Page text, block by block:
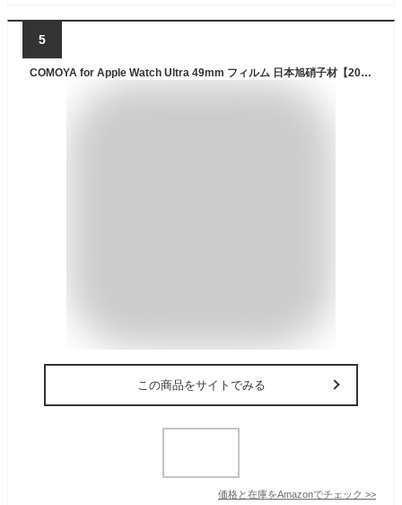
5
COMOYA for Apple Watch Ultra 49mm フィルム 日本旭硝子材【2022新たな改善型】全面保護 硬度9H 極薄 耐衝撃 タッチパネル対応 指紋防止 キズ防止 貼り付け簡単 2022 アップルウォッチ ウルトラ 用 ガラスフィルム (49mm用透明3枚)
この商品をサイトでみる
価格と在庫をAmazonでチェック >>